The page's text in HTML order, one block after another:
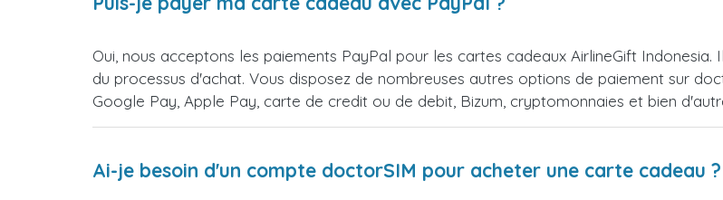
Oui, nous acceptons les paiements PayPal pour les cartes cadeaux AirlineGift
du processus d'achat. Vous disposez de nombreuses autres options de paiement sur
Google Pay, Apple Pay, carte de credit ou de debit, Bizum, cryptomonnaies et bien
Ai-je besoin d'un compte doctorSIM pour acheter une carte cadeau ?